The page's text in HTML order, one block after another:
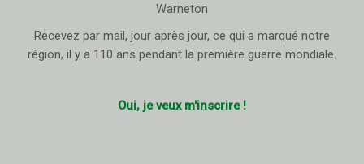
Warneton
Recevez par mail, jour après jour, ce qui a marqué notre
région, il y a 110 ans pendant la première guerre mondiale.
Oui, je veux m'inscrire !